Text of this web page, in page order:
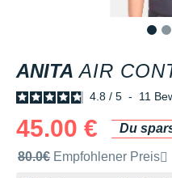
ANITA AIR
4.8 / 5 - 11
45.00 €
Du
Unverbindliche
80.0€ Empfohlener Preis